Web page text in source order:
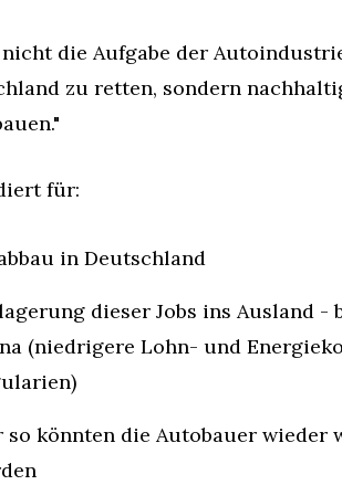
die Aufgabe der
zu retten, sondern
für:
in Deutschland
dieser Jobs ins Ausland -
(niedrigere Lohn- und
so könnten die Autobauer wieder